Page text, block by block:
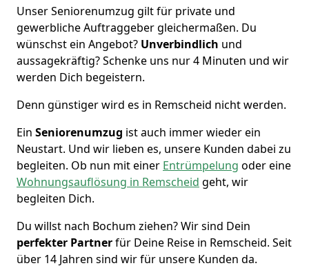
Unser Seniorenumzug gilt für private und
gewerbliche Auftraggeber gleichermaßen. Du
wünschst ein Angebot? Unverbindlich und
aussagekräftig? Schenke uns nur 4 Minuten und wir
werden Dich begeistern.
Denn günstiger wird es in Remscheid nicht werden.
Ein Seniorenumzug ist auch immer wieder ein
Neustart. Und wir lieben es, unsere Kunden dabei zu
begleiten. Ob nun mit einer Entrümpelung oder eine
Wohnungsauflösung in Remscheid geht, wir
begleiten Dich.
Du willst nach Bochum ziehen? Wir sind Dein
perfekter Partnerfür Deine Reise in Remscheid. Seit
über 14 Jahren sind wir für unsere Kunden da.